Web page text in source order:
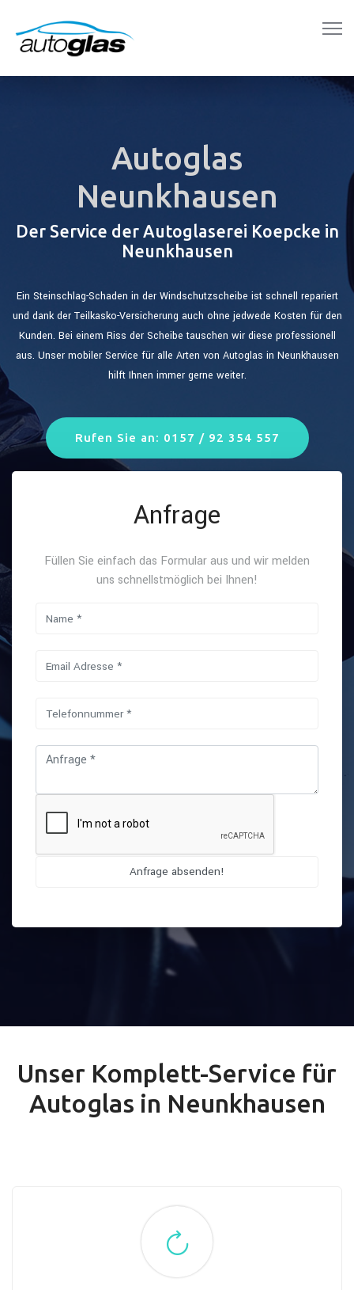
Autoglas
Neunkhausen
Der Service der Autoglaserei Koepcke in
Neunkhausen
Ein Steinschlag-Schaden in der Windschutzscheibe ist schnell repariert
und dank der Teilkasko-Versicherung auch ohne jedwede Kosten für den
Kunden. Bei einem Riss der Scheibe tauschen wir diese professionell
aus. Unser mobiler Service für alle Arten von Autoglas in Neunkhausen
hilft Ihnen immer gerne weiter.
Rufen Sie an: 0157 / 92 354 557
Anfrage
Füllen Sie einfach das Formular aus und wir melden
uns schnellstmöglich bei Ihnen!
Unser Komplett-Service für
Autoglas in Neunkhausen